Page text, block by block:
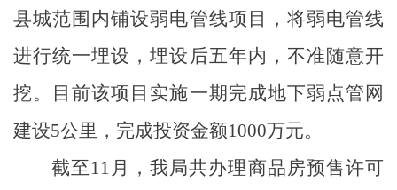
县城范围内铺设弱电管线项目，将弱电管线
进行统一埋设，埋设后五年内，不准随意开
挖。目前该项目实施一期完成地下弱点管网
建设5公里，完成投资金额1000万元。
截至11 月，我局共办理商品房预售许可